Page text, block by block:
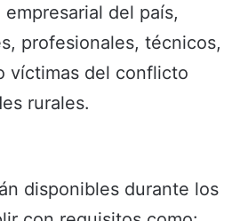
del país,
profesionales, técnicos,
víctimas del conflicto
rurales.
disponibles durante los